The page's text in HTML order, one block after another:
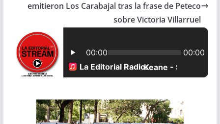
o
k
A
p
emitieron Los Carabajal tras la frase de Peteco
sobre Victoria Villarruel